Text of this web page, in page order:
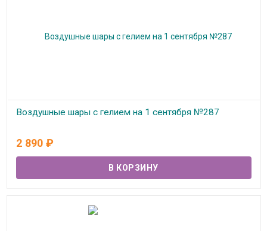
Воздушные шары с гелием на 1 сентября №287
2 890 ₽